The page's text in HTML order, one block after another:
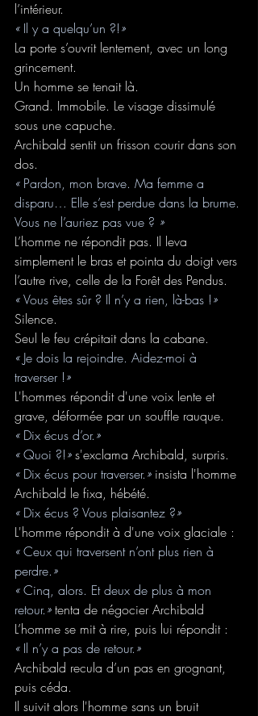
l’intérieur.
« Il y a quelqu’un ?!»
La porte s’ouvrit lentement, avec un long
grincement.
Un homme se tenait là.
Grand. Immobile. Le visage dissimulé
sous une capuche.
Archibald sentit un frisson courir dans son
dos.
« Pardon, mon brave. Ma femme a
disparu… Elle s’est perdue dans la brume.
Vous ne l’auriez pas vue ? »
L’homme ne répondit pas. Il leva
simplement le bras et pointa du doigt vers
l’autre rive, celle de la Forêt des Pendus.
« Vous êtes sûr ? Il n’y a rien, là-bas !»
Silence.
Seul le feu crépitait dans la cabane.
« Je dois la rejoindre. Aidez-moi à
traverser !»
L'hommes répondit d'une voix lente et
grave, déformée par un souffle rauque.
« Dix écus d’or.»
« Quoi ?!» s'exclama Archibald, surpris.
« Dix écus pour traverser.» insista l'homme
Archibald le fixa, hébété.
« Dix écus ? Vous plaisantez ?»
L'homme répondit à d'une voix glaciale :
« Ceux qui traversent n’ont plus rien à
perdre.»
« Cinq, alors. Et deux de plus à mon
retour.» tenta de négocier Archibald
L’homme se mit à rire, puis lui répondit :
« Il n’y a pas de retour.»
Archibald recula d’un pas en grognant,
puis céda.
Il suivit alors l'homme sans un bruit